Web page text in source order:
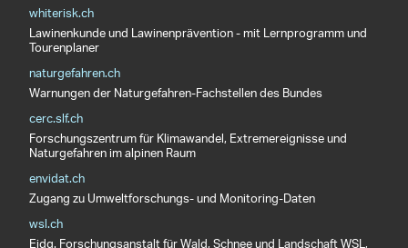
whiterisk.ch
Lawinenkunde und Lawinenprävention - mit Lernprogramm und
Tourenplaner
naturgefahren.ch
Warnungen der Naturgefahren-Fachstellen des Bundes
cerc.slf.ch
Forschungszentrum für Klimawandel, Extremereignisse und
Naturgefahren im alpinen Raum
envidat.ch
Zugang zu Umweltforschungs- und Monitoring-Daten
wsl.ch